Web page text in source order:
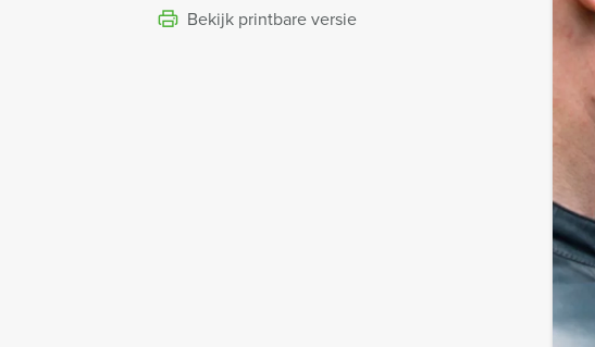
Bekijk printbare versie